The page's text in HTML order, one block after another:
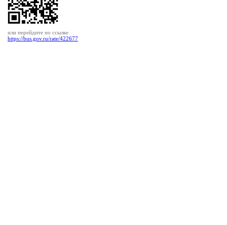
или перейдите по ссылке
https://bus.gov.ru/rate/422677